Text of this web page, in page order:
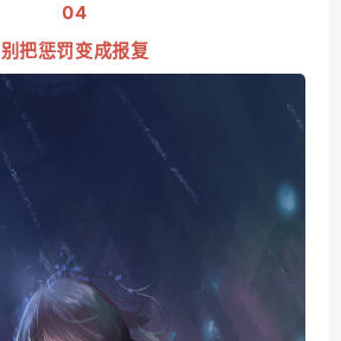
04
别把惩罚变成报复